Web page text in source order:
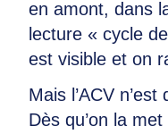
en amont, dans
lecture « cycle
est visible et on
Mais l’ACV
Dès qu’on la